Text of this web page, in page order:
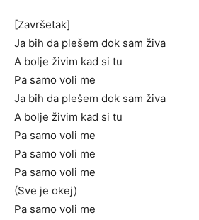
[Završetak]
Ja bih da plešem dok sam živa
A bolje živim kad si tu
Pa samo voli me
Ja bih da plešem dok sam živa
A bolje živim kad si tu
Pa samo voli me
Pa samo voli me
Pa samo voli me
(Sve je okej)
Pa samo voli me